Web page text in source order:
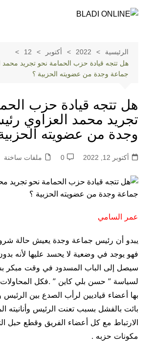
الرئيسية 2022 أكتوبر
12
هل تتجه قيادة حزب الحمامة نحو تجريد محمد
جماعة وجدة من عضويته الحزبية ؟
هل تتجه قيادة حزب
تجريد محمد العزاوي
وجدة من عضويته
أكتوبر 12, 2022 0 ملفات ساخنة
عمر السامي
يبدو أن رئيس جماعة وجدة يعيش حالة
فهو يوجد في وضعية لا يحسد عليها لأنه
سيصل إلى الباب المسدود في وقت مبكر
لسياسة ” حسن بلي كاين ” .فكل المحاولات
بها أعضاء قياديين لرأب الصدع بين الرئيس
بائت بالفشل بسبب تعنت الرئيس وأنانيته
الارتباط مع كل أعضاء الفريق وقطع حبل
مكونات حزبه .